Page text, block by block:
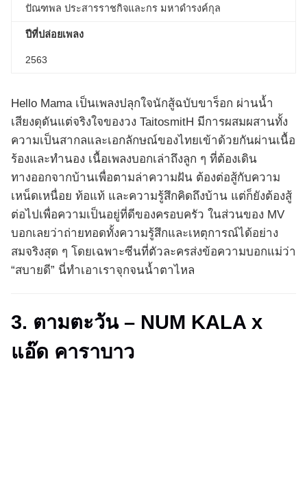
ปัณฑพล ประสารราชกิจและกร มหาดำรงค์กุล
ปีที่ปล่อยเพลง
2563
Hello Mama เป็นเพลงปลุกใจนักสู้ฉบับขาร็อก ผ่านน้ำ
เสียงดุดันแต่จริงใจของวง TaitosmitH มีการผสมผสานทั้ง
ความเป็นสากลและเอกลักษณ์ของไทยเข้าด้วยกันผ่านเนื้อ
ร้องและทำนอง เนื้อเพลงบอกเล่าถึงลูก ๆ ที่ต้องเดิน
ทางออกจากบ้านเพื่อตามล่าความฝัน ต้องต่อสู้กับความ
เหน็ดเหนื่อย ท้อแท้ และความรู้สึกคิดถึงบ้าน แต่ก็ยังต้องสู้
ต่อไปเพื่อความเป็นอยู่ที่ดีของครอบครัว ในส่วนของ MV
บอกเลยว่าถ่ายทอดทั้งความรู้สึกและเหตุการณ์ได้อย่าง
สมจริงสุด ๆ โดยเฉพาะซีนที่ตัวละครส่งข้อความบอกแม่ว่า
“สบายดี” นี่ทำเอาเราจุกจนน้ำตาไหล
3. ตามตะวัน – NUM KALA x
แอ๊ด คาราบาว